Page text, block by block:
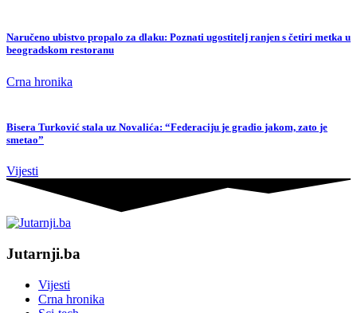
Naručeno ubistvo propalo za dlaku: Poznati ugostitelj ranjen s četiri metka u
beogradskom restoranu
Crna hronika
Bisera Turković stala uz Novalića: “Federaciju je gradio jakom, zato je
smetao”
Vijesti
Jutarnji.ba
Vijesti
Crna hronika